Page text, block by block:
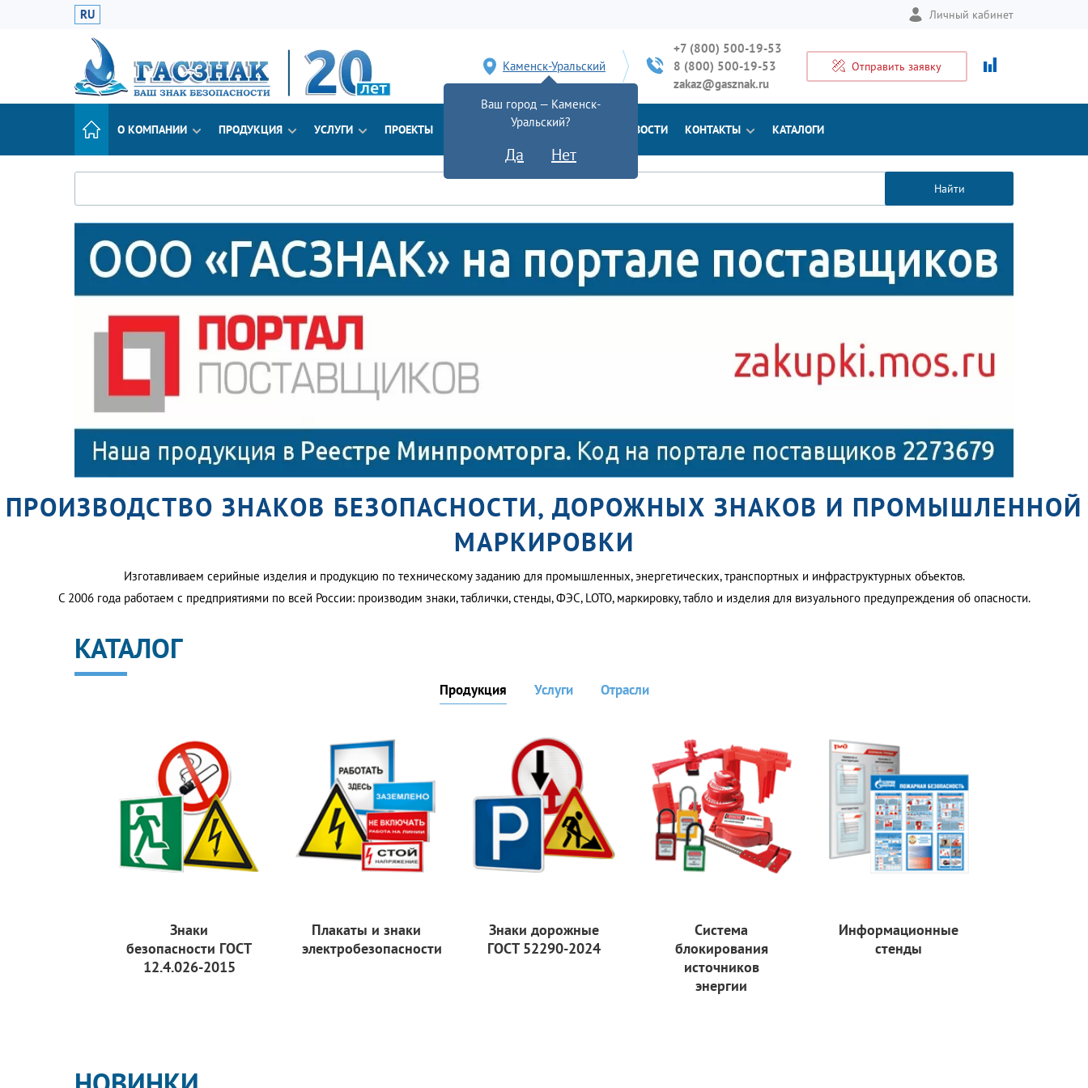
RU Личный кабинет
Каменск-Уральский
Ваш город — Каменск-
Уральский?
Да Нет
+7 (800) 500-19-53
8 (800) 500-19-53
zakaz@gasznak.ru
Отправить заявку
О КОМПАНИИ ПРОДУКЦИЯ УСЛУГИ ПРОЕКТЫ ДОКУМЕНТЫ НОВОСТИ КОНТАКТЫ КАТАЛОГИ
Найти
ПРОИЗВОДСТВО ЗНАКОВ БЕЗОПАСНОСТИ, ДОРОЖНЫХ ЗНАКОВ И ПРОМЫШЛЕННОЙ
МАРКИРОВКИ
Изготавливаем серийные изделия и продукцию по техническому заданию для промышленных, энергетических, транспортных и инфраструктурных объектов.
С 2006 года работаем с предприятиями по всей России: производим знаки, таблички, стенды, ФЭС, LOTO, маркировку, табло и изделия для визуального предупреждения об опасности.
КАТАЛОГ
Продукция Услуги Отрасли
Знаки
безопасности ГОСТ
12.4.026-2015
Плакаты и знаки
электробезопасности
Знаки дорожные
ГОСТ 52290-2024
Система
блокирования
источников
энергии
Информационные
стенды